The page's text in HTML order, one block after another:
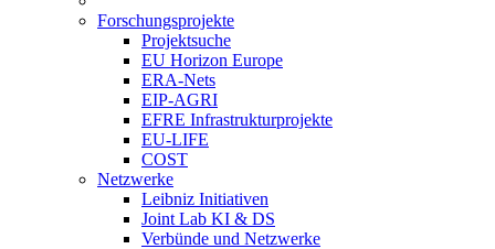
Forschungsprojekte
Projektsuche
EU Horizon Europe
ERA-Nets
EIP-AGRI
EFRE Infrastrukturprojekte
EU-LIFE
COST
Netzwerke
Leibniz Initiativen
Joint Lab KI & DS
Verbünde und Netzwerke